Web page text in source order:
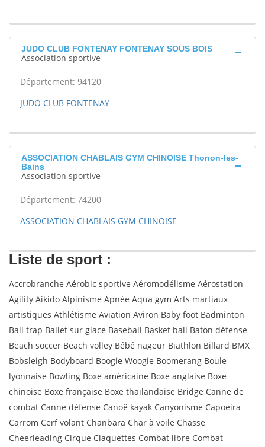
JUDO CLUB FONTENAY FONTENAY SOUS BOIS
Association sportive
Département: 94120
JUDO CLUB FONTENAY
ASSOCIATION CHABLAIS GYM CHINOISE Thonon-les-
Bains
Association sportive
Département: 74200
ASSOCIATION CHABLAIS GYM CHINOISE
Liste de sport :
Accrobranche Aérobic sportive Aéromodélisme Aérostation
Agility Aikido Alpinisme Apnée Aqua gym Arts martiaux
artistiques Athlétisme Aviation Aviron Baby foot Badminton
Ball trap Ballet sur glace Baseball Basket ball Baton défense
Beach soccer Beach volley Bébé nageur Biathlon Billard BMX
Bobsleigh Bodyboard Boogie Woogie Boomerang Boule
lyonnaise Bowling Boxe américaine Boxe anglaise Boxe
chinoise Boxe française Boxe thaïlandaise Bridge Canne de
combat Canne défense Canoë kayak Canyonisme Capoeira
Carrom Cerf volant Chanbara Char à voile Chasse
Cheerleading Cirque Claquettes Combat libre Combat